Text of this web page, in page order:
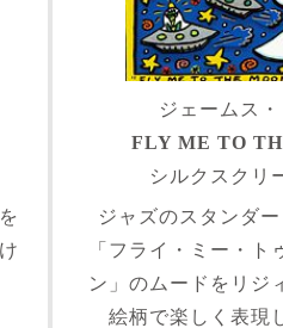
ジェームス・
FLY ME TO
シルクスクリ
ジャズのスタンダ
「フライ・ミー・ト
ン」のムードをリジ
絵柄で楽しく表現